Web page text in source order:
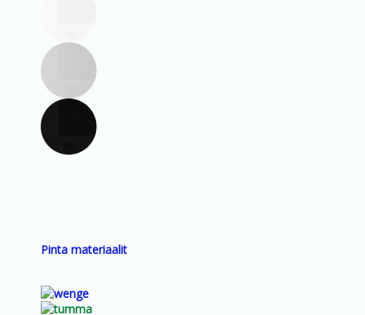
Pinta materiaalit